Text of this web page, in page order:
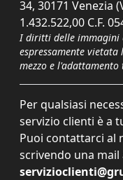
34, 30171 Venezia
1.432.522,00 C.F.
I diritti delle immagini
espressamente
mezzo e
Per qualsiasi
servizio clienti è a
Puoi contattarci al
scrivendo una mail